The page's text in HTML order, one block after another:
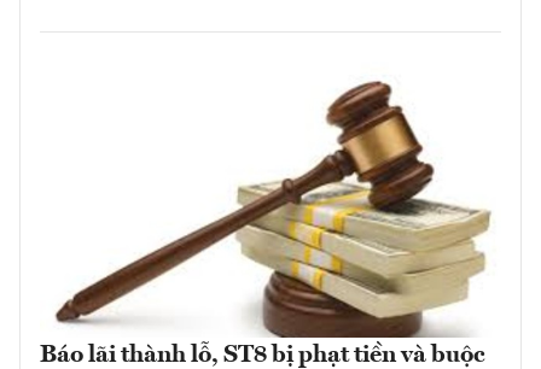
Báo lãi thành lỗ, ST8 bị phạt tiền và buộc